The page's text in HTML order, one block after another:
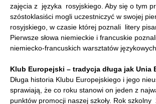
zajęcia z języka rosyjskiego. Aby się o tym
szóstoklasiści mogli uczestniczyć w swojej
rosyjskiego, w czasie której poznali litery
Pierwsze słowa niemieckie i francuskie
niemiecko-francuskich warsztatów językowych.
Klub Europejski – tradycja długa jak Unia
Długa historia Klubu Europejskiego i jego
sprawiają, że co roku stanowi on jeden z
punktów promocji naszej szkoły. Rok szkolny